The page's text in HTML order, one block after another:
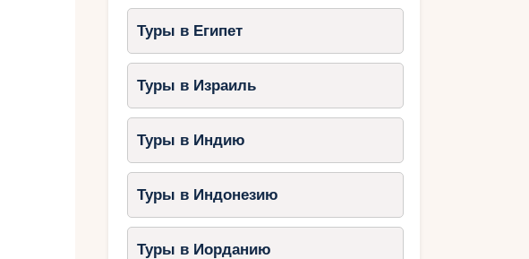
Туры в Египет
Туры в Израиль
Туры в Индию
Туры в Индонезию
Туры в Иорданию